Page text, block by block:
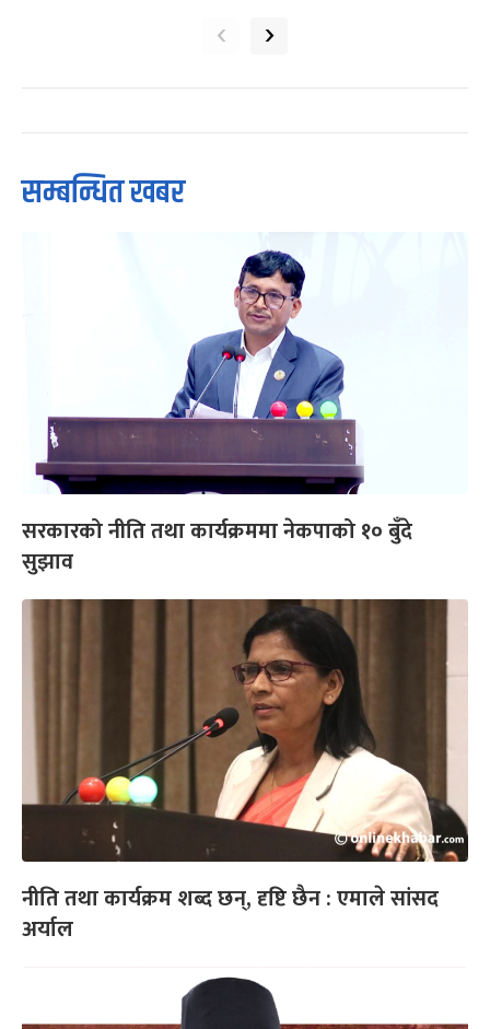
‹ ›
सम्बन्धित खबर
सरकारको नीति तथा कार्यक्रममा नेकपाको १० बुँदे
सुझाव
नीति तथा कार्यक्रम शब्द छन्, दृष्टि छैन : एमाले सांसद
अर्याल